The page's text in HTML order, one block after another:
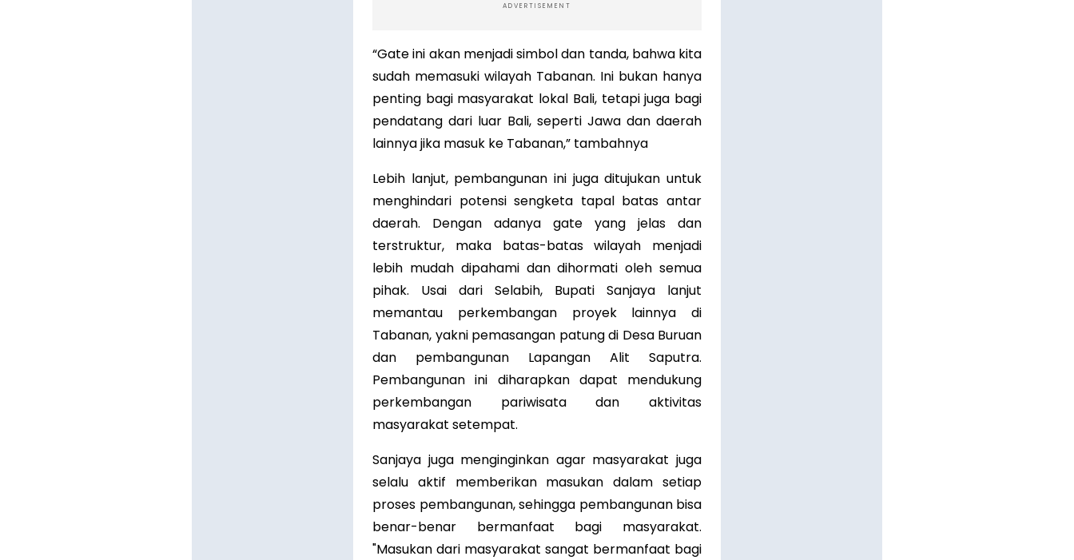
ADVERTISEMENT
“Gate ini akan menjadi simbol dan tanda, bahwa kita
sudah memasuki wilayah Tabanan. Ini bukan hanya
penting bagi masyarakat lokal Bali, tetapi juga bagi
pendatang dari luar Bali, seperti Jawa dan daerah
lainnya jika masuk ke Tabanan,” tambahnya
Lebih lanjut, pembangunan ini juga ditujukan untuk
menghindari potensi sengketa tapal batas antar
daerah. Dengan adanya gate yang jelas dan
terstruktur, maka batas-batas wilayah menjadi
lebih mudah dipahami dan dihormati oleh semua
pihak. Usai dari Selabih, Bupati Sanjaya lanjut
memantau perkembangan proyek lainnya di
Tabanan, yakni pemasangan patung di Desa Buruan
dan pembangunan Lapangan Alit Saputra.
Pembangunan ini diharapkan dapat mendukung
perkembangan pariwisata dan aktivitas
masyarakat setempat.
Sanjaya juga menginginkan agar masyarakat juga
selalu aktif memberikan masukan dalam setiap
proses pembangunan, sehingga pembangunan bisa
benar-benar bermanfaat bagi masyarakat.
"Masukan dari masyarakat sangat bermanfaat bagi